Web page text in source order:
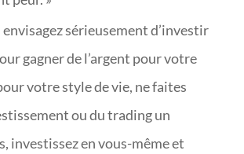
envisagez sérieusement d’investir
gagner de l’argent pour votre
votre style de vie, ne faites
ou du trading un
investissez en vous-même et